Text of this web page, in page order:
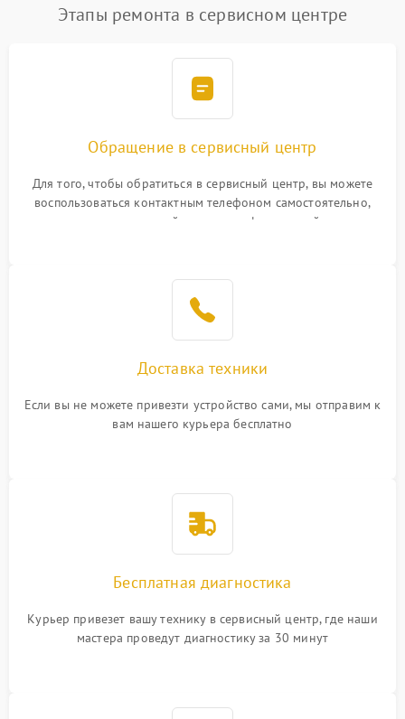
Этапы ремонта в сервисном центре
Обращение в сервисный центр
Для того, чтобы обратиться в сервисный центр, вы можете
воспользоваться контактным телефоном самостоятельно,
или оставить свой номер телефона на сайте
Доставка техники
Если вы не можете привезти устройство сами, мы отправим к
вам нашего курьера бесплатно
Бесплатная диагностика
Курьер привезет вашу технику в сервисный центр, где наши
мастера проведут диагностику за 30 минут